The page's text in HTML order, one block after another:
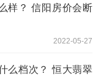
样？ 信阳房价会断
2022-05-27
么档次？ 恒大翡翠